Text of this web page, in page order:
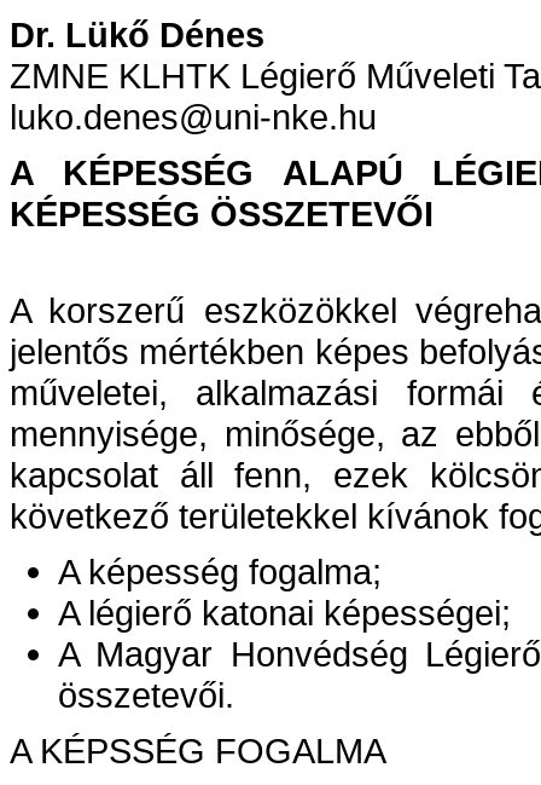
Dr. Lükő Dénes
ZMNE KLHTK Légierő Műveleti
luko.denes@uni-nke.hu
A KÉPESSÉG ALAPÚ
KÉPESSÉG ÖSSZETEVŐI
A korszerű eszközökkel
jelentős mértékben képes
műveletei, alkalmazási
mennyisége, minősége, az
kapcsolat áll fenn, ezek
következő területekkel kívánok
A képesség fogalma;
A légierő katonai képességei;
A Magyar Honvédség
összetevői.
A KÉPSSÉG FOGALMA